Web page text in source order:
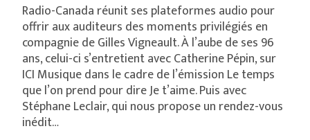
Radio-Canada réunit ses plateformes audio pour
offrir aux auditeurs des moments privilégiés en
compagnie de Gilles Vigneault. À l’aube de ses 96
ans, celui-ci s’entretient avec Catherine Pépin, sur
ICI Musique dans le cadre de l’émission Le temps
que l’on prend pour dire Je t’aime. Puis avec
Stéphane Leclair, qui nous propose un rendez-vous
inédit…